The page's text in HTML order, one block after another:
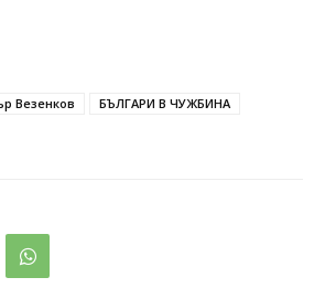
Везенков
БЪЛГАРИ В ЧУЖБИНА